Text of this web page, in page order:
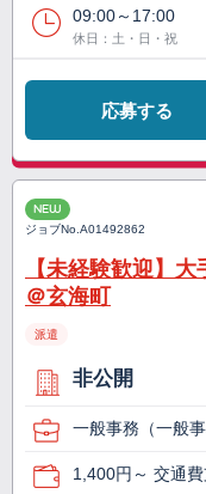
09:00～17:00
休日：土・日・祝
応募する
NEW
ジョブNo.A01492862
【未経験歓迎】
＠玄海町
派遣
非公開
一般事務（一般事
1,400円～ 交通費